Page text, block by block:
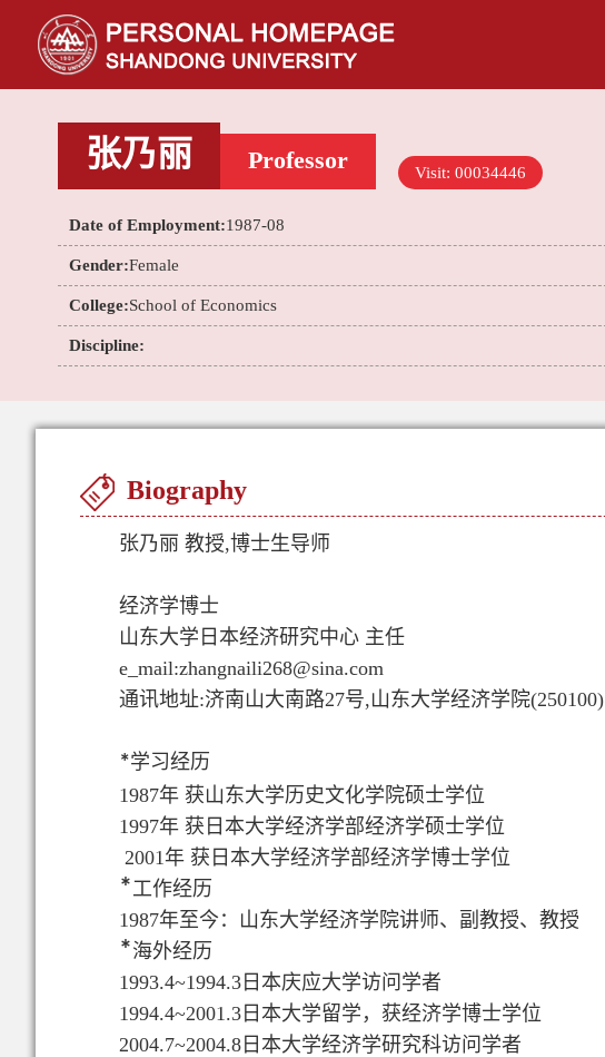
张乃丽 Professor Visit: 00034446
Date of Employment:1987-08
Gender:Female
College:School of Economics
Discipline:
Biography
张乃丽 教授,博士生导师
经济学博士
山东大学日本经济研究中心 主任
e_mail:zhangnaili268@sina.com
通讯地址:济南山大南路27号, 山东大学经济学院(250100)
*学习经历
1987年 获山东大学历史文化学院硕士学位
1997年 获日本大学经济学部经济学硕士学位
2001年 获日本大学经济学部经济学博士学位
*工作经历
1987年至今：山东大学经济学院讲师、副教授、 教授
*海外经历
1993.4~1994.3日本庆应大学访问学者
1994.4~2001.3日本大学留学，获经济学博士学位
2004.7~2004.8日本大学经济学研究科访问学者